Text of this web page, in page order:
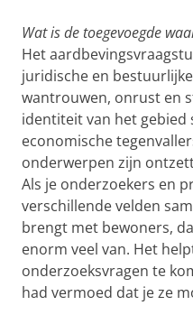
Wat is de toegevoegde
Het
juridische en
wantrouwen, onrust en
identiteit van het gebied
economische
onderwerpen zijn
Als je onderzoekers en
verschillende velden
brengt met bewoners,
enorm veel van. Het
onderzoeksvragen te
had vermoed dat je ze